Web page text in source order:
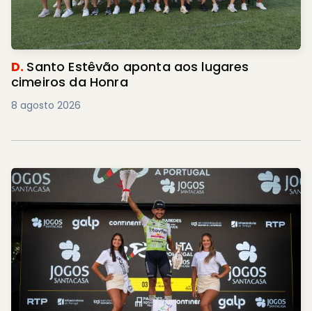
D. Santo Estêvão aponta aos lugares
cimeiros da Honra
8 agosto 2026